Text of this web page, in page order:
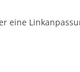
eine